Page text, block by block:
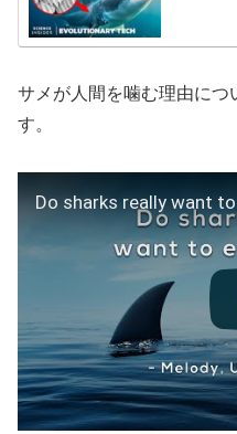
サメが人間を噛む理由につ
す。
Do sharks really want